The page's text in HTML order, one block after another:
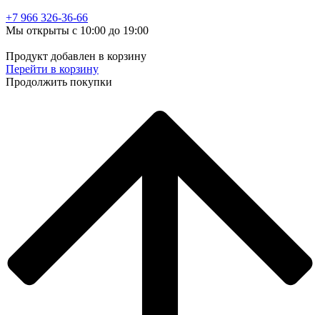
+7 966 326-36-66
Мы открыты с 10:00 до 19:00
Продукт добавлен в корзину
Перейти в корзину
Продолжить покупки